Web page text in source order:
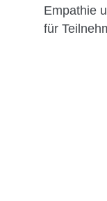
Empathie
für